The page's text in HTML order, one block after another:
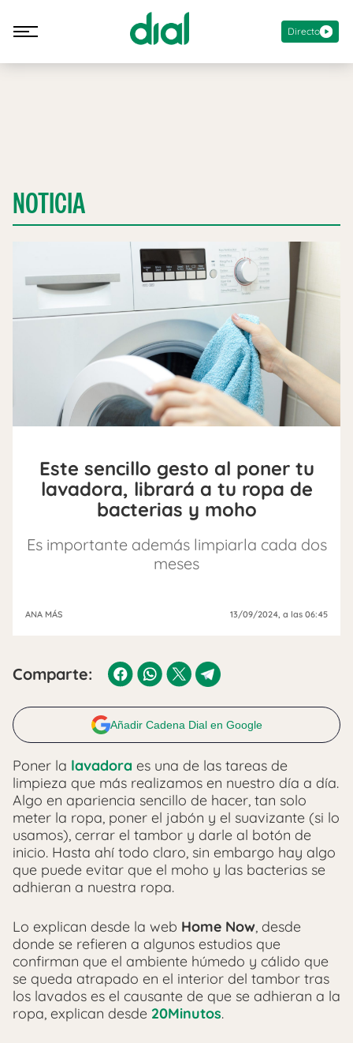
Directo
NOTICIA
Este sencillo gesto al poner tu
lavadora, librará a tu ropa de
bacterias y moho
Es importante además limpiarla cada dos
meses
ANA MÁS 13/09/2024, a las 06:45
Comparte:
Añadir Cadena Dial en Google
Poner la lavadora es una de las tareas de
limpieza que más realizamos en nuestro día a día.
Algo en apariencia sencillo de hacer, tan solo
meter la ropa, poner el jabón y el suavizante (si lo
usamos), cerrar el tambor y darle al botón de
inicio. Hasta ahí todo claro, sin embargo hay algo
que puede evitar que el moho y las bacterias se
adhieran a nuestra ropa.
Lo explican desde la web Home Now, desde
donde se refieren a algunos estudios que
confirman que el ambiente húmedo y cálido que
se queda atrapado en el interior del tambor tras
los lavados es el causante de que se adhieran a la
ropa, explican desde 20Minutos.